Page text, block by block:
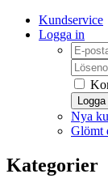
Kundservice
Logga in
Nya
Glömt
Kategorier